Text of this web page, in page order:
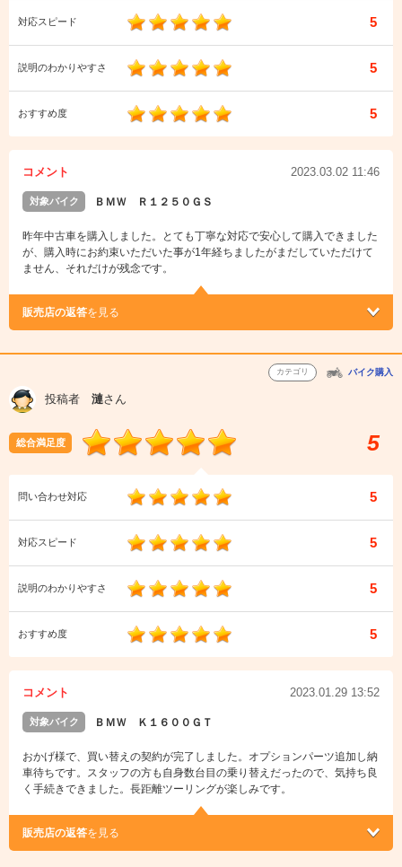
対応スピード 5
説明のわかりやすさ 5
おすすめ度 5
コメント 2023.03.02 11:46
対象バイク ＢＭＷ Ｒ１２５０ＧＳ
昨年中古車を購入しました。とても丁寧な対応で安心して購入できました
が、購入時にお約束いただいた事が1年経ちましたがまだしていただけて
ません、それだけが残念です。
販売店の返答を見る
カテゴリ バイク購入
投稿者 漣さん
総合満足度 5
問い合わせ対応 5
対応スピード 5
説明のわかりやすさ 5
おすすめ度 5
コメント 2023.01.29 13:52
対象バイク ＢＭＷ Ｋ１６００ＧＴ
おかげ様で、買い替えの契約が完了しました。オプションパーツ追加し納
車待ちです。スタッフの方も自身数台目の乗り替えだったので、気持ち良
く手続きできました。長距離ツーリングが楽しみです。
販売店の返答を見る